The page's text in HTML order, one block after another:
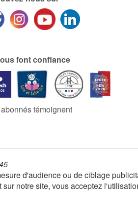
font confiance
témoignent
d'audience ou de ciblage
notre site, vous acceptez